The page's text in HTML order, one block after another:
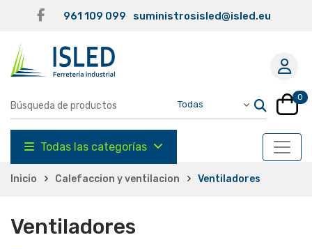
961 109 099 suministrosisled@isled.eu
0
Todas las categorías
Inicio Calefaccion y ventilacion Ventiladores
Ventiladores